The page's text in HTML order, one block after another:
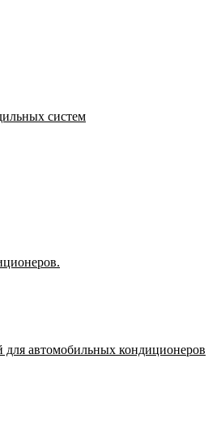
систем
автомобильных кондиционеров